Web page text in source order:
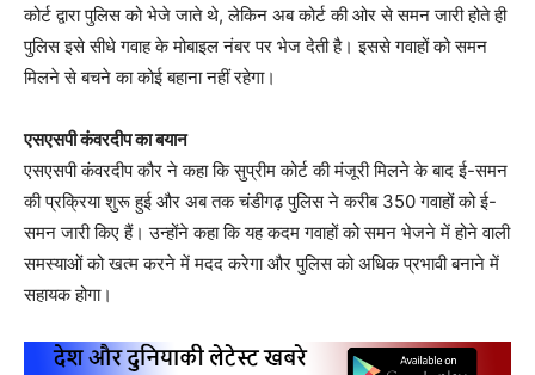
कोर्ट द्वारा पुलिस को भेजे जाते थे, लेकिन अब कोर्ट की ओर से समन जारी होते ही
पुलिस इसे सीधे गवाह के मोबाइल नंबर पर भेज देती है। इससे गवाहों को समन
मिलने से बचने का कोई बहाना नहीं रहेगा।
एसएसपी कंवरदीप का बयान
एसएसपी कंवरदीप कौर ने कहा कि सुप्रीम कोर्ट की मंजूरी मिलने के बाद ई-समन
की प्रक्रिया शुरू हुई और अब तक चंडीगढ़ पुलिस ने करीब 350 गवाहों को ई-
समन जारी किए हैं। उन्होंने कहा कि यह कदम गवाहों को समन भेजने में होने वाली
समस्याओं को खत्म करने में मदद करेगा और पुलिस को अधिक प्रभावी बनाने में
सहायक होगा।